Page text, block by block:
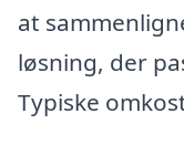
at
løsning, der
Typiske